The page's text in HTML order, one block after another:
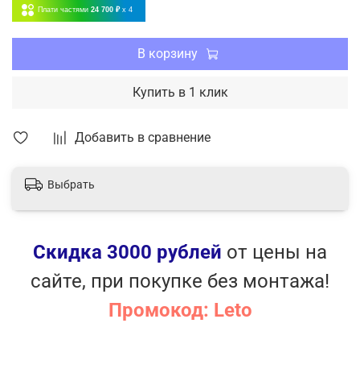
Добавить в сравнение
Устойчивость к перепадам напряжения
Стабильная работа при крайне низких
Коррозионная стойкость
Отсутствие электромагнитных помех
Самодиагностика
Широкий диапазон рабочих температур
Плати частями 24 700 ₽ x 4
В корзину
Купить в 1 клик
Выбрать
Скидка 3000 рублей от цены на
сайте, при покупке без монтажа!
Промокод: Leto